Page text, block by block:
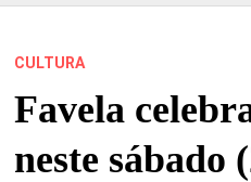
CULTURA
Favela
neste sábado